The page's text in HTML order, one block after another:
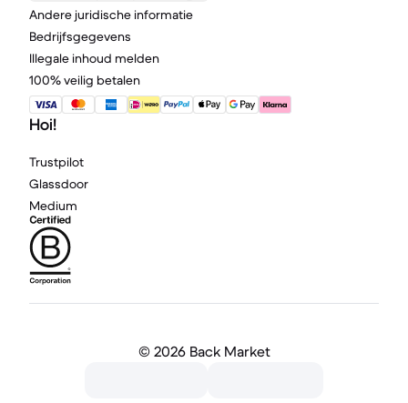
Andere juridische informatie
Bedrijfsgegevens
Illegale inhoud melden
100% veilig betalen
Hoi!
Trustpilot
Glassdoor
Medium
© 2026 Back Market